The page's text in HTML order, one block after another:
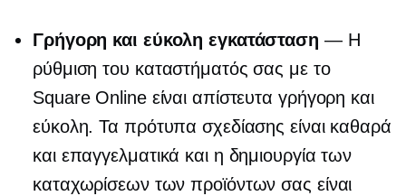
Γρήγορη και εύκολη εγκατάσταση — Η
ρύθμιση του καταστήματός σας με το
Square Online είναι απίστευτα γρήγορη και
εύκολη. Τα πρότυπα σχεδίασης είναι καθαρά
και επαγγελματικά και η δημιουργία των
καταχωρίσεων των προϊόντων σας είναι